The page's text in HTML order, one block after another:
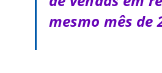
mesmo mês de